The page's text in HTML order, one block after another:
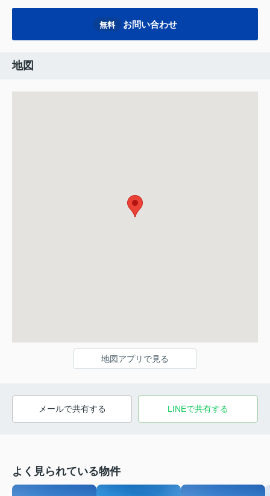
無料 お問い合わせ
地図
地図アプリで見る
メールで共有する LINEで共有する
よく見られている物件